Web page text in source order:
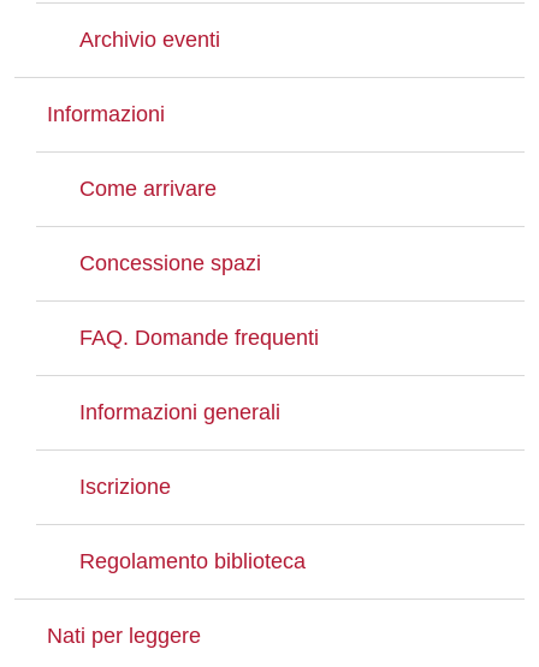
Archivio eventi
Informazioni
Come arrivare
Concessione spazi
FAQ. Domande frequenti
Informazioni generali
Iscrizione
Regolamento biblioteca
Nati per leggere